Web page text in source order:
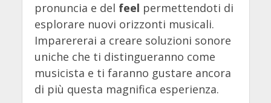
pronuncia e del feel permettendoti di
esplorare nuovi orizzonti musicali.
Imparererai a creare soluzioni sonore
uniche che ti distingueranno come
musicista e ti faranno gustare ancora
di più questa magnifica esperienza.